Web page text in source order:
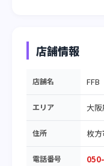
店舗情報
店舗名 FFB
エリア 大
住所 枚方
電話番号